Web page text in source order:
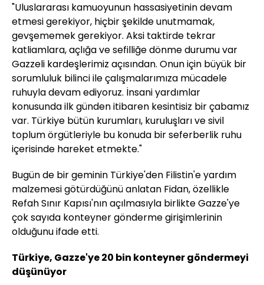
"Uluslararası kamuoyunun hassasiyetinin devam
etmesi gerekiyor, hiçbir şekilde unutmamak,
gevşememek gerekiyor. Aksi taktirde tekrar
katliamlara, açlığa ve sefilliğe dönme durumu var
Gazzeli kardeşlerimiz açısından. Onun için büyük bir
sorumluluk bilinci ile çalışmalarımıza mücadele
ruhuyla devam ediyoruz. İnsani yardımlar
konusunda ilk günden itibaren kesintisiz bir çabamız
var. Türkiye bütün kurumları, kuruluşları ve sivil
toplum örgütleriyle bu konuda bir seferberlik ruhu
içerisinde hareket etmekte."
Bugün de bir geminin Türkiye'den Filistin'e yardım
malzemesi götürdüğünü anlatan Fidan, özellikle
Refah Sınır Kapısı'nın açılmasıyla birlikte Gazze'ye
çok sayıda konteyner gönderme girişimlerinin
olduğunu ifade etti.
Türkiye, Gazze'ye 20 bin konteyner göndermeyi
düşünüyor